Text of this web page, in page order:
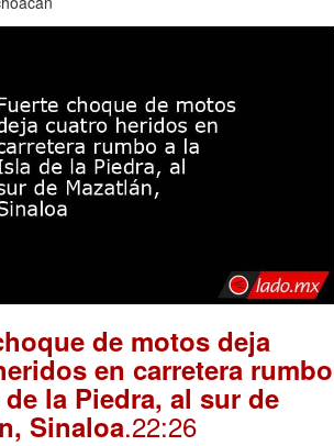
de motos deja
en carretera rumbo
la Piedra, al sur de
Sinaloa.22:26